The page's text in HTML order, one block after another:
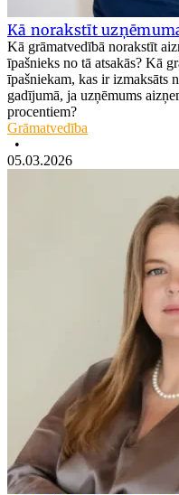
Kā norakstīt
Kā grāmatvedībā norakstīt
īpašnieks no tā atsakās? Kā
īpašniekam, kas ir izmaksāts
gadījumā, ja uzņēmums
procentiem?
Grāmatvedība
•
05.03.2026